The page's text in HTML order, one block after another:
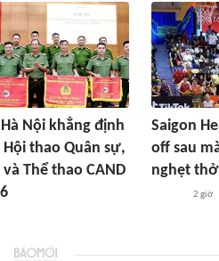
Nội khẳng định
thao Quân sự,
Thể thao CAND
Saigon
off sau
nghẹt thở
2 giờ